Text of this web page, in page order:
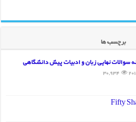
برچسب ها
سوالات نهایی زبان و ادبیات پیش دانشگاهی
30,934